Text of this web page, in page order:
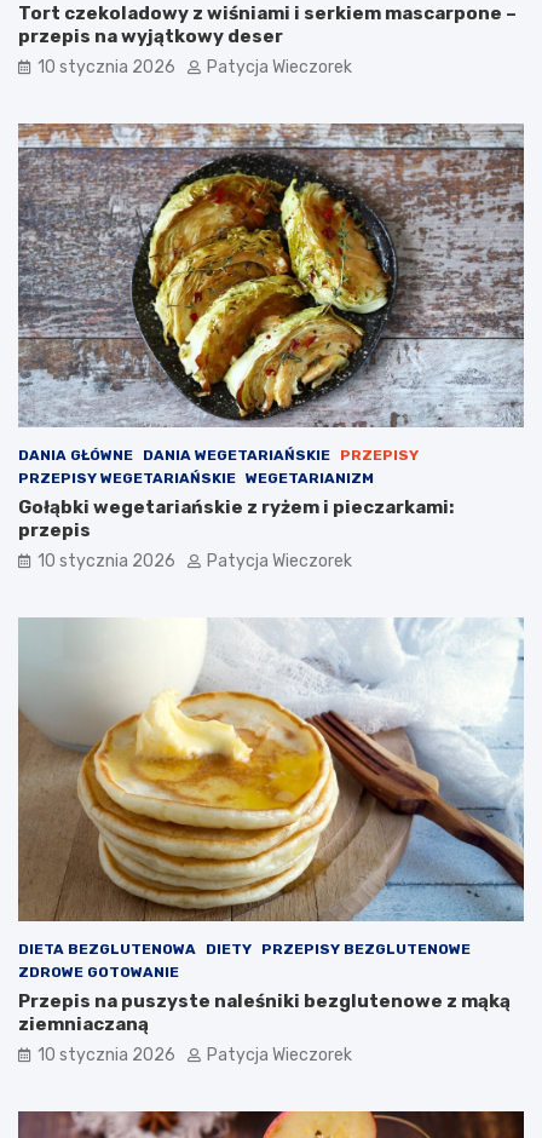
Tort czekoladowy z wiśniami i serkiem mascarpone –
przepis na wyjątkowy deser
10 stycznia 2026 Patycja Wieczorek
DANIA GŁÓWNE DANIA WEGETARIAŃSKIE
PRZEPISY
PRZEPISY WEGETARIAŃSKIE WEGETARIANIZM
Gołąbki wegetariańskie z ryżem i pieczarkami:
przepis
10 stycznia 2026 Patycja Wieczorek
DIETA BEZGLUTENOWA DIETY
PRZEPISY BEZGLUTENOWE
ZDROWE GOTOWANIE
Przepis na puszyste naleśniki bezglutenowe z mąką
ziemniaczaną
10 stycznia 2026 Patycja Wieczorek